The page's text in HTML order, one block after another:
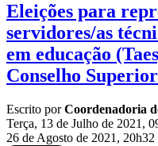
Eleições para
servidores/as
em educação
Conselho
Escrito porCoordenadoria
Terça, 13 de Julho de 2021,
26 de Agosto de 2021, 20h32